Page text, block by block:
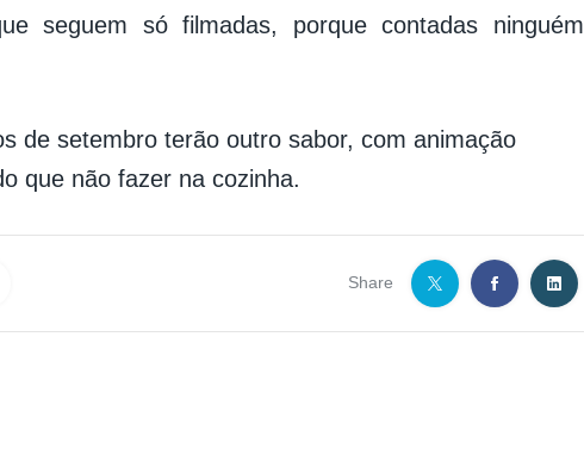
seguem só filmadas, porque contadas ninguém
de setembro terão outro sabor, com animação
que não fazer na cozinha.
Share